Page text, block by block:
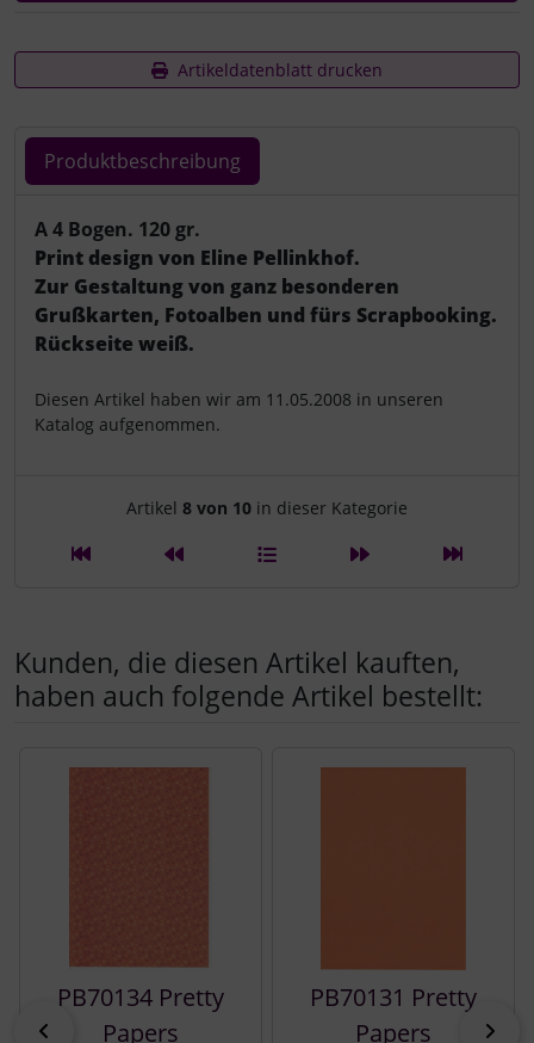
Artikeldatenblatt drucken
Produktbeschreibung
Produktbeschreibung
A 4 Bogen. 120 gr.
Print design von Eline Pellinkhof.
Zur Gestaltung von ganz besonderen
Grußkarten, Fotoalben und fürs Scrapbooking.
Rückseite weiß.
Diesen Artikel haben wir am 11.05.2008 in unseren
Katalog aufgenommen.
Artikelnavigation innerhalb
Artikel 8 von 10 in dieser Kategorie
Kunden, die diesen Artikel kauften,
haben auch folgende Artikel bestellt:
zurück
PB70134 Pretty
Papers
PB70131 Pretty
Papers